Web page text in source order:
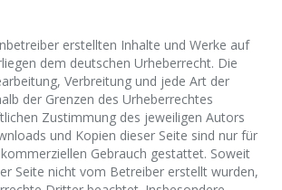
erstellten Inhalte und Werke auf
dem deutschen Urheberrecht. Die
Verbreitung und jede Art der
der Grenzen des Urheberrechtes
Zustimmung des jeweiligen Autors
und Kopien dieser Seite sind nur für
Gebrauch gestattet. Soweit
Seite nicht vom Betreiber erstellt wurden,